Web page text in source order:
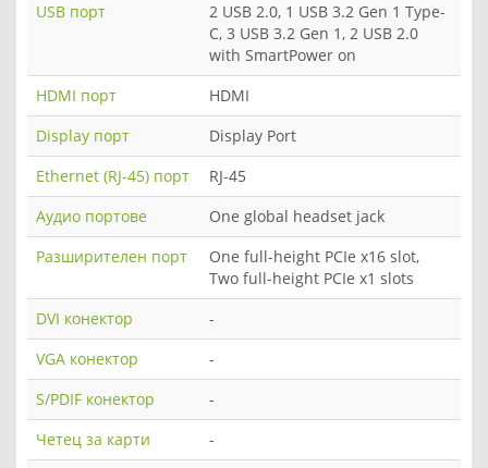
USB порт
2 USB 2.0, 1 USB 3.2 Gen 1 Type-
C, 3 USB 3.2 Gen 1, 2 USB 2.0
with SmartPower on
HDMI порт
HDMI
Display порт
Display Port
Ethernet (RJ-45) порт
RJ-45
Аудио портове
One global headset jack
Разширителен порт
One full-height PCIe x16 slot,
Two full-height PCIe x1 slots
DVI конектор
-
VGA конектор
-
S/PDIF конектор
-
Четец за карти
-